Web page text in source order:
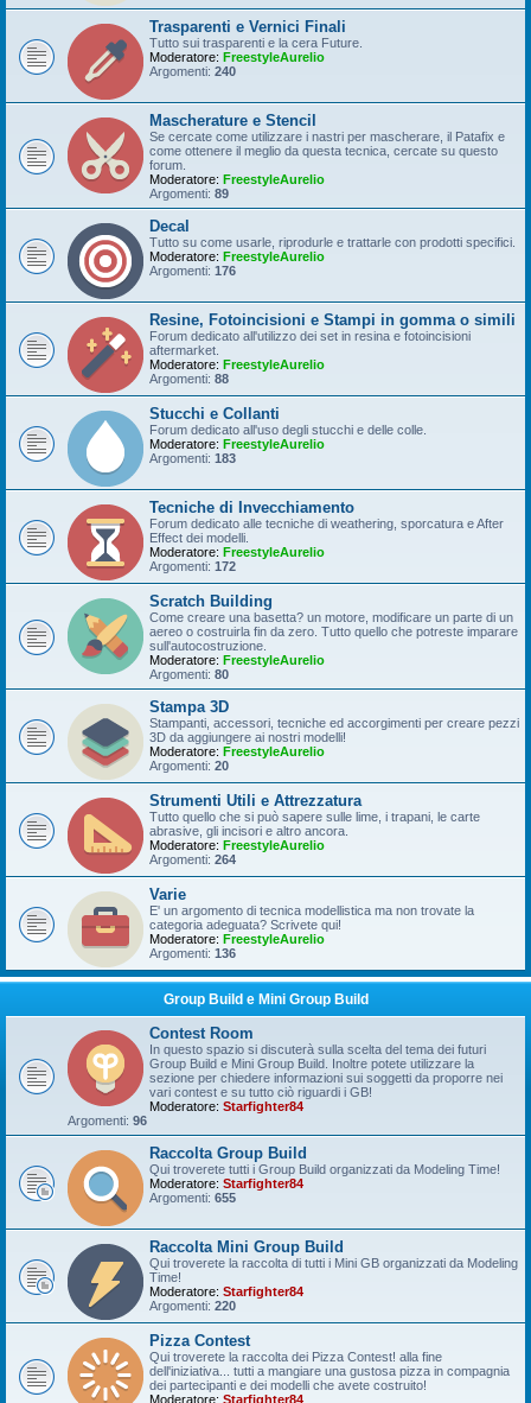
Trasparenti e Vernici Finali
Tutto sui trasparenti e la cera Future.
Moderatore: FreestyleAurelio
Argomenti: 240
Mascherature e Stencil
Se cercate come utilizzare i nastri per mascherare, il Patafix e
come ottenere il meglio da questa tecnica, cercate su questo
forum.
Moderatore: FreestyleAurelio
Argomenti: 89
Decal
Tutto su come usarle, riprodurle e trattarle con prodotti specifici.
Moderatore: FreestyleAurelio
Argomenti: 176
Resine, Fotoincisioni e Stampi in gomma o simili
Forum dedicato all'utilizzo dei set in resina e fotoincisioni
aftermarket.
Moderatore: FreestyleAurelio
Argomenti: 88
Stucchi e Collanti
Forum dedicato all'uso degli stucchi e delle colle.
Moderatore: FreestyleAurelio
Argomenti: 183
Tecniche di Invecchiamento
Forum dedicato alle tecniche di weathering, sporcatura e After
Effect dei modelli.
Moderatore: FreestyleAurelio
Argomenti: 172
Scratch Building
Come creare una basetta? un motore, modificare un parte di un
aereo o costruirla fin da zero. Tutto quello che potreste imparare
sull'autocostruzione.
Moderatore: FreestyleAurelio
Argomenti: 80
Stampa 3D
Stampanti, accessori, tecniche ed accorgimenti per creare pezzi
3D da aggiungere ai nostri modelli!
Moderatore: FreestyleAurelio
Argomenti: 20
Strumenti Utili e Attrezzatura
Tutto quello che si può sapere sulle lime, i trapani, le carte
abrasive, gli incisori e altro ancora.
Moderatore: FreestyleAurelio
Argomenti: 264
Varie
E' un argomento di tecnica modellistica ma non trovate la
categoria adeguata? Scrivete qui!
Moderatore: FreestyleAurelio
Argomenti: 136
Group Build e Mini Group Build
Contest Room
In questo spazio si discuterà sulla scelta del tema dei futuri
Group Build e Mini Group Build. Inoltre potete utilizzare la
sezione per chiedere informazioni sui soggetti da proporre nei
vari contest e su tutto ciò riguardi i GB!
Moderatore: Starfighter84
Argomenti: 96
Raccolta Group Build
Qui troverete tutti i Group Build organizzati da Modeling Time!
Moderatore: Starfighter84
Argomenti: 655
Raccolta Mini Group Build
Qui troverete la raccolta di tutti i Mini GB organizzati da Modeling
Time!
Moderatore: Starfighter84
Argomenti: 220
Pizza Contest
Qui troverete la raccolta dei Pizza Contest! alla fine
dell'iniziativa... tutti a mangiare una gustosa pizza in compagnia
dei partecipanti e dei modelli che avete costruito!
Moderatore: Starfighter84